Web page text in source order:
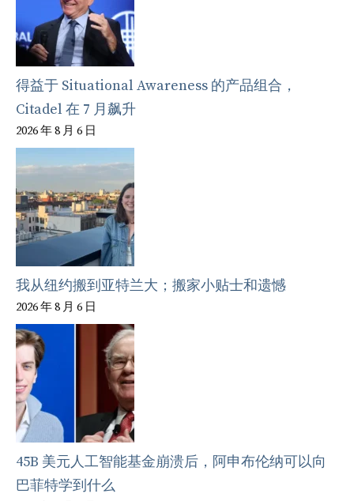
得益于 Situational Awareness 的产品组合，
Citadel 在 7 月飙升
2026 年 8 月 6 日
我从纽约搬到亚特兰大；搬家小贴士和遗憾
2026 年 8 月 6 日
45B 美元人工智能基金崩溃后，阿申布伦纳可以向
巴菲特学到什么